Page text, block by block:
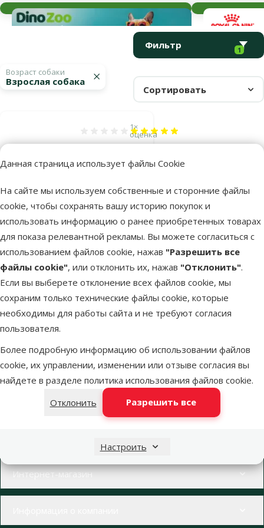
Данная страница использует файлы Cookie
На сайте мы используем собственные и сторонние файлы
cookie, чтобы сохранять вашу историю покупок и
использовать информацию о ранее приобретенных товарах
для показа релевантной рекламы. Вы можете согласиться с
использованием файлов cookie, нажав "Разрешить все
файлы cookie", или отклонить их, нажав "Отклонить".
Если вы выберете отклонение всех файлов cookie, мы
сохраним только технические файлы cookie, которые
необходимы для работы сайта и не требуют согласия
пользователя.
Более подробную информацию об использовании файлов
cookie, их управлении, изменении или отзыве согласия вы
найдете в разделе политика использования файлов cookie.
Отклонить
Разрешить все
Настроить
Фильтр
1
Возраст собаки
Взрослая собака
Сортировать
Продукты в категории Противоглистные средства для собак
средство для
Flubenol KH 44,
оральная паста,
7,5 мл
Оценка 100%, количество оценок: 1
1×
оценка
Цена
14,99 €
В наличии В корзину
Напиши нам
eveikals@dinozoo.lv
Звони – 26 100 502
Пн.–Пт. 9:00 – 17:00
Меню в футере
Интернет-магазин